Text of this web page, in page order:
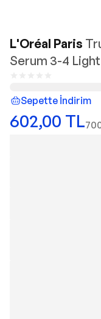
L'Oréal Paris
Serum 3-4
Sepette İndirim
602,00 TL